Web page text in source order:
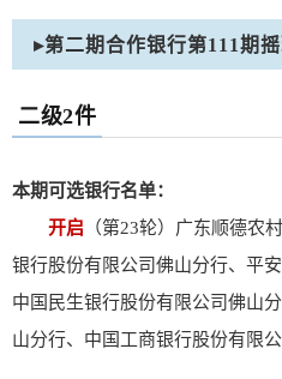
▸第二期合作银行第111期
二级2件
本期可选银行名单：
开启 （第23轮）广东顺德农
银行股份有限公司佛山分行、平
中国民生银行股份有限公司佛山
山分行、中国工商银行股份有限